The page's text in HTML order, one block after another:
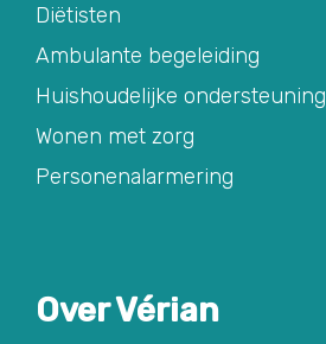
Diëtisten
Ambulante begeleiding
Huishoudelijke ondersteuning
Wonen met zorg
Personenalarmering
Over Vérian